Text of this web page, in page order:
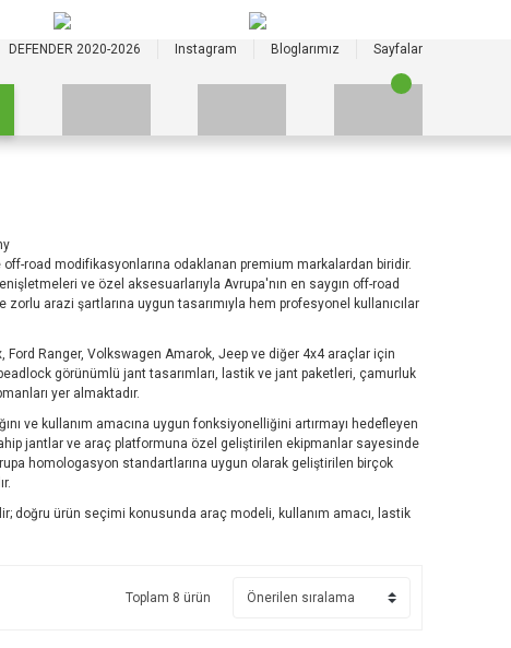
DEFENDER 2020-2026 Instagram Bloglarımız Sayfalar
road modifikasyonlarına odaklanan premium markalardan biridir.
ve özel aksesuarlarıyla Avrupa'nın en saygın off-road
arazi şartlarına uygun tasarımıyla hem profesyonel kullanıcılar
Ford Ranger, Volkswagen Amarok, Jeep ve diğer 4x4 araçlar için
görünümlü jant tasarımları, lastik ve jant paketleri, çamurluk
yer almaktadır.
ve kullanım amacına uygun fonksiyonelliğini artırmayı hedefleyen
jantlar ve araç platformuna özel geliştirilen ekipmanlar sayesinde
homologasyon standartlarına uygun olarak geliştirilen birçok
doğru ürün seçimi konusunda araç modeli, kullanım amacı, lastik
Toplam 8 ürün